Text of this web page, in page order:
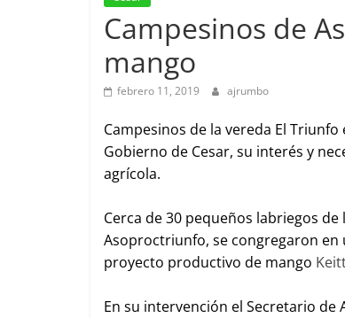
Campesinos de
mango
febrero 11, 2019 ajrumbo
Campesinos de la vereda El
Gobierno de Cesar, su interés y
agrícola.
Cerca de 30 pequeños labriegos
Asoproctriunfo, se congregaron
proyecto productivo de mango
En su intervención el Secretario